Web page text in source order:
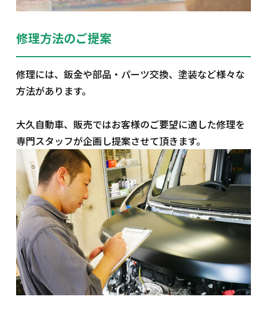
修理方法のご提案
修理には、鈑金や部品・パーツ交換、塗装など様々な
方法があります。
大久自動車、販売ではお客様のご要望に適した修理を
専門スタッフが企画し提案させて頂きます。